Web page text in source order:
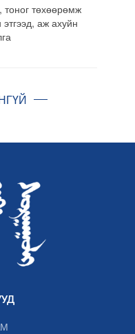
төхөөрөмж
аж ахуйн